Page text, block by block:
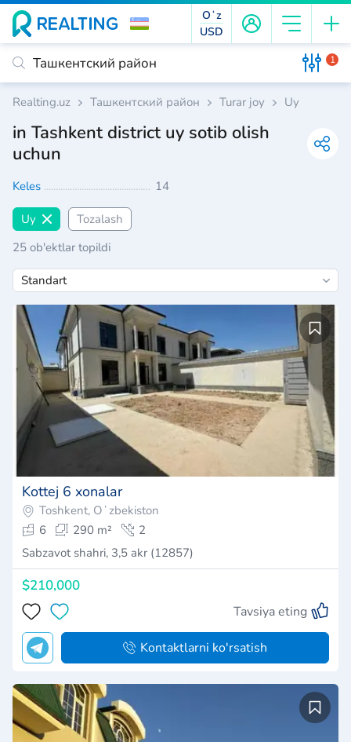
Oʻz
USD
1
Realting.uz Ташкентский район Turar joy Uy
in Tashkent district uy sotib olish
uchun
Keles 14
Uy
Tozalash
25 ob'ektlar topildi
Kottej 6 xonalar
Toshkent, Oʻzbekiston
6
290 m²
2
Sabzavot shahri, 3,5 akr (12857)
$210,000
Tavsiya eting
Kontaktlarni ko'rsatish